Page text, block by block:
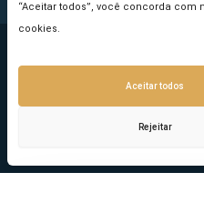
“Aceitar todos”, você concorda com
cookies.
Aceitar todos
Rejeitar
Copyright © 2026 -